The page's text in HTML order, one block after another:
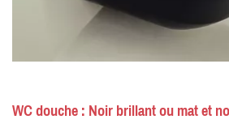
WC douche : Noir brillant ou mat et